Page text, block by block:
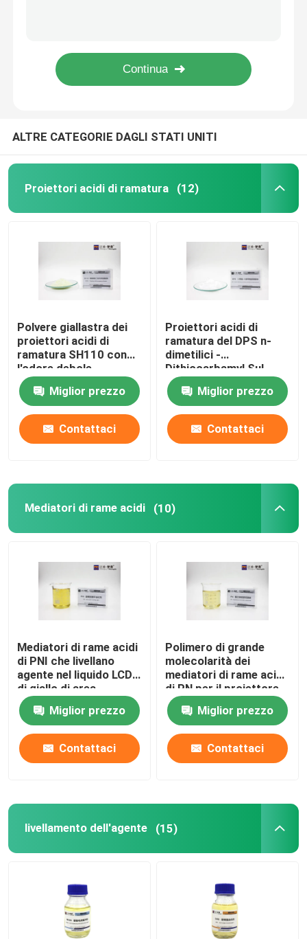
Mediatori luminosi del nichel
Emolliente dei bagni del nichel
Purificatore del bagno del nichel
Processo di ramatura
Processo di stagnatura elettrolitica
Prodotti chimici placcanti
ALTRE CATEGORIE DAGLI STATI UNITI
Proiettori acidi di ramatura (12)
Polvere giallastra dei
proiettori acidi di
ramatura SH110 con
l'odore debole
Miglior prezzo
Contattaci
Proiettori acidi di
ramatura del DPS n-
dimetilici -
Dithiocarbamyl Sul
propilico
Miglior prezzo
Contattaci
Mediatori di rame acidi (10)
Mediatori di rame acidi
di PNI che livellano
agente nel liquido LCD
di giallo di area
Miglior prezzo
Contattaci
Polimero di grande
molecolarità dei
mediatori di rame acidi
di PN per il proiettore
di rame acido
Miglior prezzo
Contattaci
livellamento dell'agente (15)